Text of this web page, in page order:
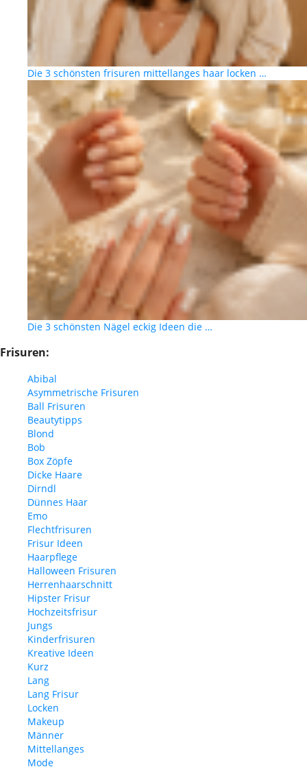
Die 3 schönsten frisuren mittellanges haar locken …
Die 3 schönsten Nägel eckig Ideen die …
Frisuren:
Abibal
Asymmetrische Frisuren
Ball Frisuren
Beautytipps
Blond
Bob
Box Zöpfe
Dicke Haare
Dirndl
Dünnes Haar
Emo
Flechtfrisuren
Frisur Ideen
Haarpflege
Halloween Frisuren
Herrenhaarschnitt
Hipster Frisur
Hochzeitsfrisur
Jungs
Kinderfrisuren
Kreative Ideen
Kurz
Lang
Lang Frisur
Locken
Makeup
Männer
Mittellanges
Mode